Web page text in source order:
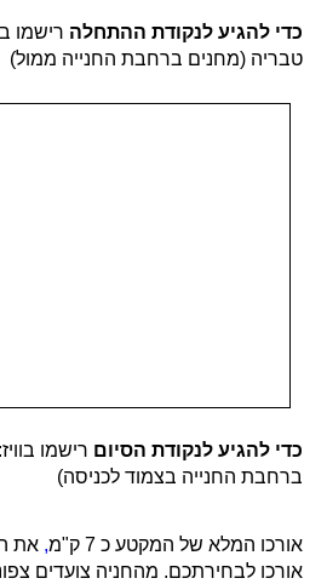
כדי להגיע לנקודת ההתחלה רישמו
טבריה (מחנים ברחבת החנייה ממול)
כדי להגיע לנקודת הסיום רישמו
ברחבת החנייה בצמוד לכניסה)
אורכו המלא של המקטע כ 7 ק"מ, את
אורכו לבחירתכם. מהחניה צועדים